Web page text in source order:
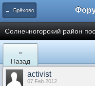
← Брёхово
Cолнечногорский район
«
Назад
activist
07 Feb 2012